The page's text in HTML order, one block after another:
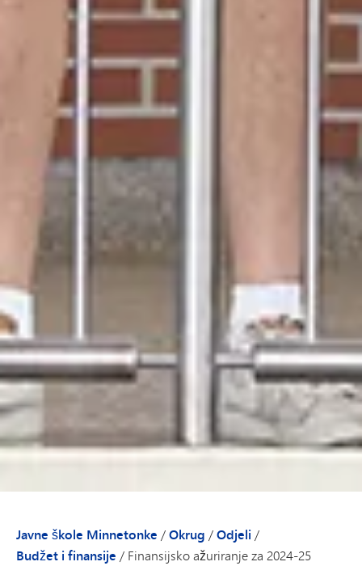
Javne škole Minnetonke /Okrug /Odjeli /
Budžet i finansije / Finansijsko ažuriranje za 2024-25